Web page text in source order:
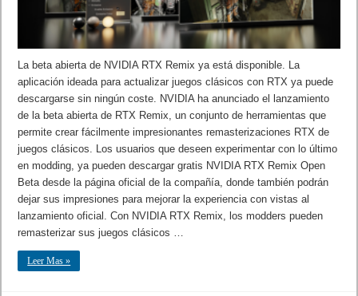
La beta abierta de NVIDIA RTX Remix ya está disponible. La
aplicación ideada para actualizar juegos clásicos con RTX ya puede
descargarse sin ningún coste. NVIDIA ha anunciado el lanzamiento
de la beta abierta de RTX Remix, un conjunto de herramientas que
permite crear fácilmente impresionantes remasterizaciones RTX de
juegos clásicos. Los usuarios que deseen experimentar con lo último
en modding, ya pueden descargar gratis NVIDIA RTX Remix Open
Beta desde la página oficial de la compañía, donde también podrán
dejar sus impresiones para mejorar la experiencia con vistas al
lanzamiento oficial. Con NVIDIA RTX Remix, los modders pueden
remasterizar sus juegos clásicos …
Leer Mas »